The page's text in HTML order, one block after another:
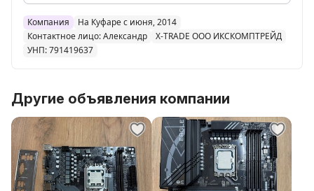
_____________________________________________________________
По всем вопросам:
- Наш телефон в объявлении
- Viber / Telegram / WhatsApp
_____________________________________________________________
Примем в зачет ваш Компьютер (от DDR3) или
комплектующие.
Компания
На Куфаре с июня, 2014
Контактное лицо: Александр
X-TRADE ООО ИКСКОМПТРЕЙД
УНП: 791419637
Другие объявления компании